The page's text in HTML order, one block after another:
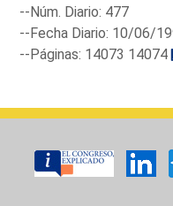
--Núm. Diario: 477
--Fecha Diario: 10/06/
--Páginas: 14073 14074